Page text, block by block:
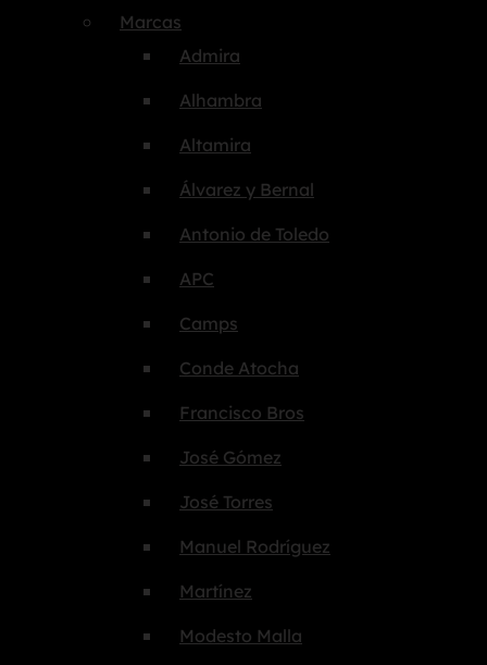
Marcas
Admira
Alhambra
Altamira
Álvarez y Bernal
Antonio de Toledo
APC
Camps
Conde Atocha
Francisco Bros
José Gómez
José Torres
Manuel Rodríguez
Martínez
Modesto Malla